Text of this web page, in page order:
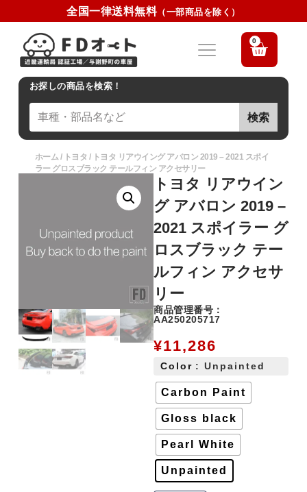
全国一律送料無料（一部商品を除く）
0
お探しの商品を検索！
検索
ホーム / トヨタ / トヨタ リアウイング アバロン 2019 – 2021 スポイ
ラー グロスブラック テールフィン アクセサリー
トヨタ リアウイン
グ アバロン 2019 –
2021 スポイラー グ
ロスブラック テー
ルフィン アクセサ
リー
商品管理番号：
AA250205717
¥11,286
Color : Unpainted
Carbon Paint
Gloss black
Pearl White
Unpainted